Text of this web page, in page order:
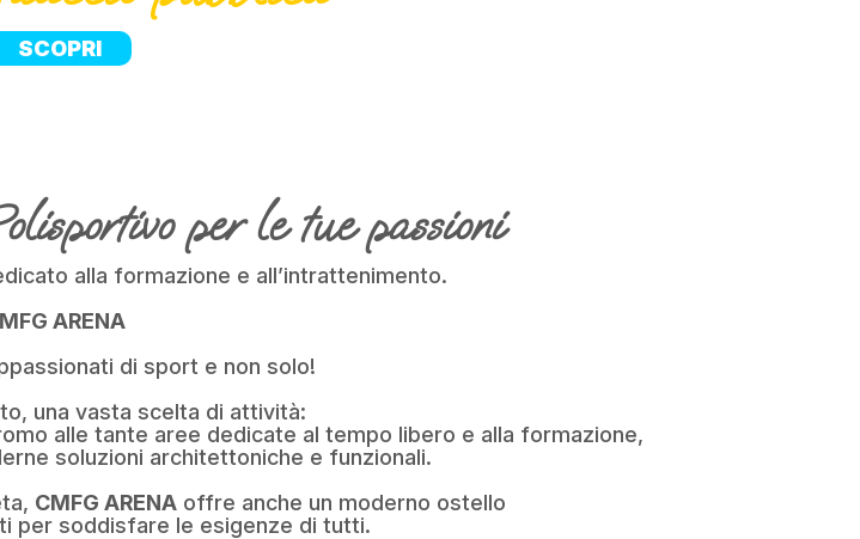
SCOPRI
per le tue passioni
alla formazione e all’intrattenimento.
ARENA
di sport e non solo!
una vasta scelta di attività:
alle tante aree dedicate al tempo libero e alla formazione,
soluzioni architettoniche e funzionali.
CMFG ARENAoffre anche un moderno ostello
per soddisfare le esigenze di tutti.